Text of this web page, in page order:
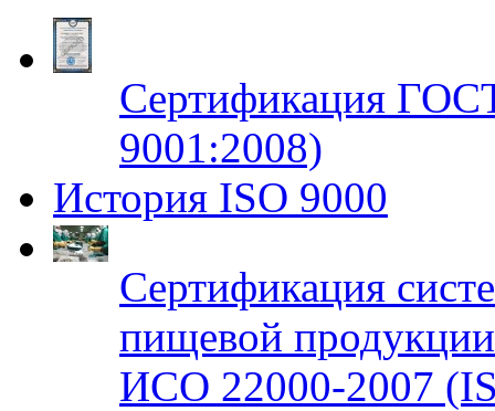
Сертификация
9001:2008)
История ISO 9000
Сертификация
пищевой
ИСО 22000-2007